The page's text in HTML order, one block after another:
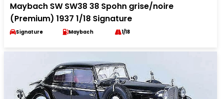
Maybach SW SW38 38 Spohn grise/noire
(Premium) 1937 1/18 Signature
Signature Maybach 1/18